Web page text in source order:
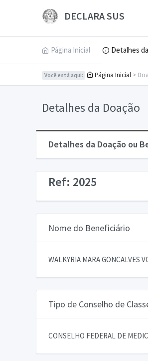
DECLARA SUS
Página Inicial Detalhes
Você está aqui: Página Inicial >
Detalhes da Doação
Detalhes da Doação ou
Ref: 2025
Nome do Beneficiário
WALKYRIA MARA GONCALVES
Tipo de Conselho de
CONSELHO FEDERAL DE